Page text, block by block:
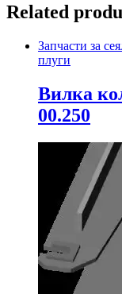
Related
Запчасти за
плуги
Вилка
00.250